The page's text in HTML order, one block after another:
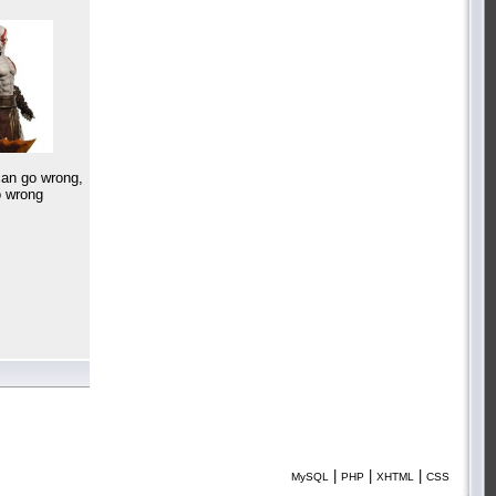
go wrong,
wrong
MySQL | PHP | XHTML | CSS